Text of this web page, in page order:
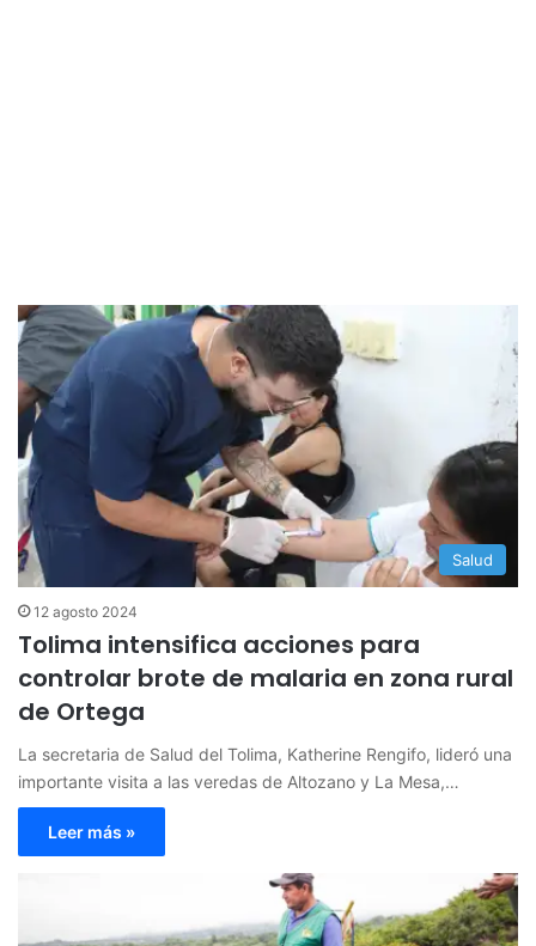
Salud
12 agosto 2024
Tolima intensifica acciones para
controlar brote de malaria en zona rural
de Ortega
La secretaria de Salud del Tolima, Katherine Rengifo, lideró una
importante visita a las veredas de Altozano y La Mesa,…
Leer más »